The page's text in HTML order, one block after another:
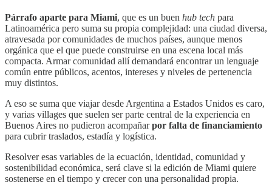
Párrafo aparte para Miami, que es un buen hub tech para
Latinoamérica pero suma su propia complejidad: una ciudad diversa,
atravesada por comunidades de muchos países, aunque menos
orgánica que el que puede construirse en una escena local más
compacta. Armar comunidad allí demandará encontrar un lenguaje
común entre públicos, acentos, intereses y niveles de pertenencia
muy distintos.
A eso se suma que viajar desde Argentina a Estados Unidos es caro,
y varias villages que suelen ser parte central de la experiencia en
Buenos Aires no pudieron acompañarpor falta de financiamiento
para cubrir traslados, estadía y logística.
Resolver esas variables de la ecuación, identidad, comunidad y
sostenibilidad económica, será clave si la edición de Miami quiere
sostenerse en el tiempo y crecer con una personalidad propia.